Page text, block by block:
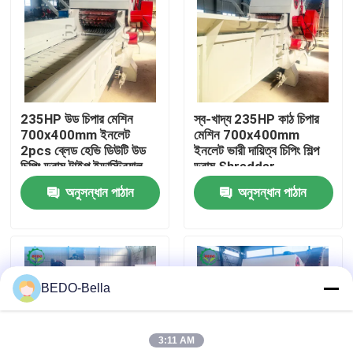
কারখানা ভ্রমণ
মান নিয়ন্ত্রণ
আমাদের সাথে যোগাযোগ
কাঠ চিপার মেশিন
কাঠ পেষণকারী মেশিন
235HP উড চিপার মেশিন
700x400mm ইনলেট
2pcs ব্লেড হেভি ডিউটি ​​উড
চিপিং ড্রাম টাইপ ইন্ডাস্ট্রিয়াল
শ্রেডার
অনুসন্ধান পাঠান
স্ব-খাদ্য 235HP কাঠ চিপার
মেশিন 700x400mm
ইনলেট ভারী দায়িত্ব চিপিং শিল্প
ড্রাম Shredder
অনুসন্ধান পাঠান
BEDO-Bella
3:11 AM